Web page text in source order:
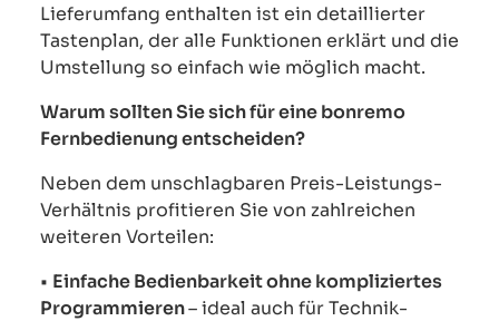
Lieferumfang enthalten ist ein detaillierter
Tastenplan, der alle Funktionen erklärt und die
Umstellung so einfach wie möglich macht.
Warum sollten Sie sich für eine bonremo
Fernbedienung entscheiden?
Neben dem unschlagbaren Preis-Leistungs-
Verhältnis profitieren Sie von zahlreichen
weiteren Vorteilen:
• Einfache Bedienbarkeit ohne kompliziertes
Programmieren– ideal auch für Technik-